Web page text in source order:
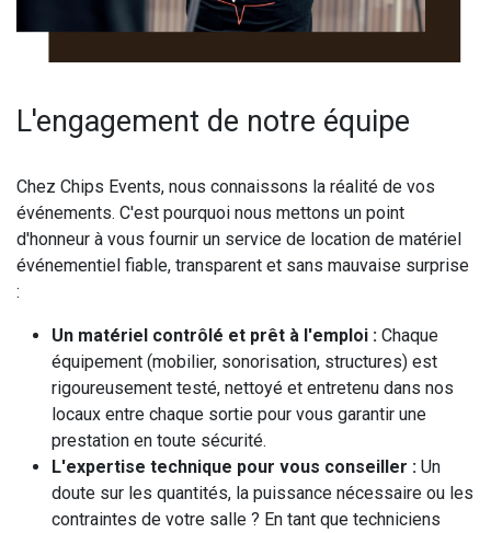
L'engagement de notre équipe
Chez Chips Events, nous connaissons la réalité de vos
événements. C'est pourquoi nous mettons un point
d'honneur à vous fournir un service de location de matériel
événementiel fiable, transparent et sans mauvaise surprise
:
Un matériel contrôlé et prêt à l'emploi : Chaque
équipement (mobilier, sonorisation, structures) est
rigoureusement testé, nettoyé et entretenu dans nos
locaux entre chaque sortie pour vous garantir une
prestation en toute sécurité.
L'expertise technique pour vous conseiller : Un
doute sur les quantités, la puissance nécessaire ou les
contraintes de votre salle ? En tant que techniciens